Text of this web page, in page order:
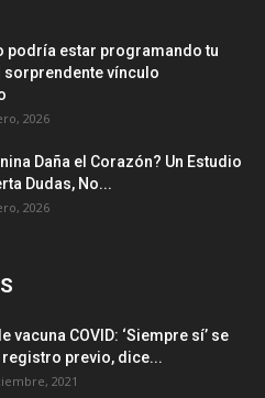
podría estar programando tu
sorprendente vínculo
2026
Daña el Corazón? Un Estudio
Dudas, No...
2026
vacuna COVID: ‘Siempre sí’ se
previo, dice...
2021